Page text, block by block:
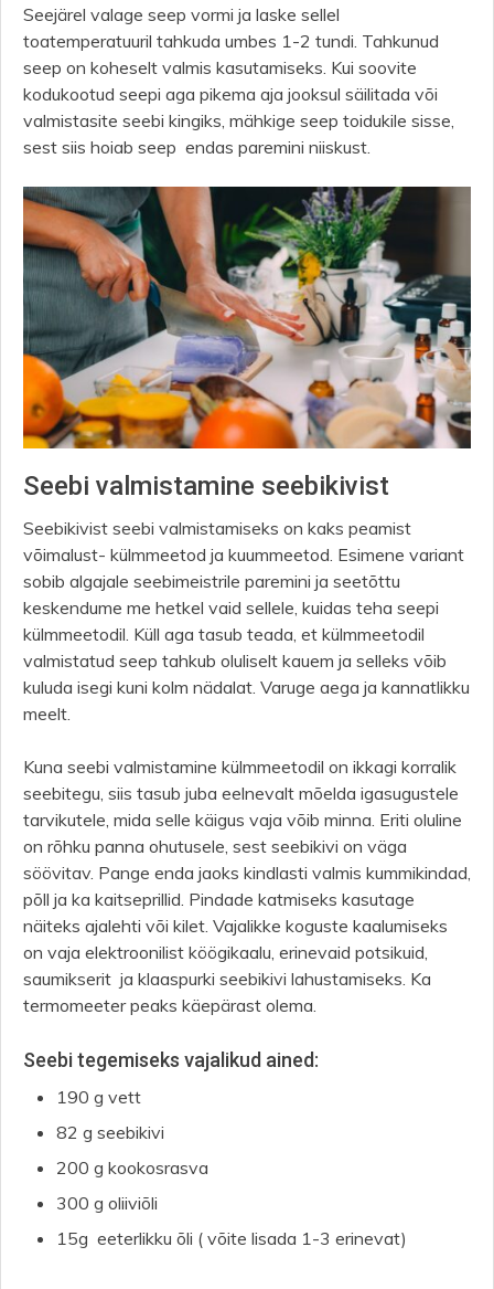
Seejärel valage seep vormi ja laske sellel
toatemperatuuril tahkuda umbes 1-2 tundi. Tahkunud
seep on koheselt valmis kasutamiseks. Kui soovite
kodukootud seepi aga pikema aja jooksul säilitada või
valmistasite seebi kingiks, mähkige seep toidukile sisse,
sest siis hoiab seep endas paremini niiskust.
Seebi valmistamine seebikivist
Seebikivist seebi valmistamiseks on kaks peamist
võimalust- külmmeetod ja kuummeetod. Esimene variant
sobib algajale seebimeistrile paremini ja seetõttu
keskendume me hetkel vaid sellele, kuidas teha seepi
külmmeetodil. Küll aga tasub teada, et külmmeetodil
valmistatud seep tahkub oluliselt kauem ja selleks võib
kuluda isegi kuni kolm nädalat. Varuge aega ja kannatlikku
meelt.
Kuna seebi valmistamine külmmeetodil on ikkagi korralik
seebitegu, siis tasub juba eelnevalt mõelda igasugustele
tarvikutele, mida selle käigus vaja võib minna. Eriti oluline
on rõhku panna ohutusele, sest seebikivi on väga
söövitav. Pange enda jaoks kindlasti valmis kummikindad,
põll ja ka kaitseprillid. Pindade katmiseks kasutage
näiteks ajalehti või kilet. Vajalikke koguste kaalumiseks
on vaja elektroonilist köögikaalu, erinevaid potsikuid,
saumikserit ja klaaspurki seebikivi lahustamiseks. Ka
termomeeter peaks käepärast olema.
Seebi tegemiseks vajalikud ained:
190 g vett
82 g seebikivi
200 g kookosrasva
300 g oliiviõli
15g eeterlikku õli ( võite lisada 1-3 erinevat)